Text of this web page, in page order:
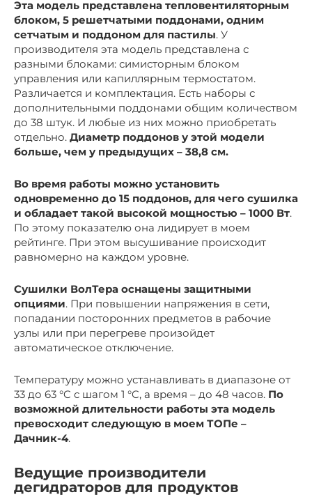
Эта модель представлена тепловентиляторным
блоком, 5 решетчатыми поддонами, одним
сетчатым и поддоном для пастилы. У
производителя эта модель представлена с
разными блоками: симисторным блоком
управления или капиллярным термостатом.
Различается и комплектация. Есть наборы с
дополнительными поддонами общим количеством
до 38 штук. И любые из них можно приобретать
отдельно. Диаметр поддонов у этой модели
больше, чем у предыдущих – 38,8 см.
Во время работы можно установить
одновременно до 15 поддонов, для чего сушилка
и обладает такой высокой мощностью – 1000 Вт.
По этому показателю она лидирует в моем
рейтинге. При этом высушивание происходит
равномерно на каждом уровне.
Сушилки ВолТера оснащены защитными
опциями. При повышении напряжения в сети,
попадании посторонних предметов в рабочие
узлы или при перегреве произойдет
автоматическое отключение.
Температуру можно устанавливать в диапазоне от
33 до 63 °C с шагом 1 °C, а время – до 48 часов. По
возможной длительности работы эта модель
превосходит следующую в моем ТОПе –
Дачник-4.
Ведущие производители
дегидраторов для продуктов